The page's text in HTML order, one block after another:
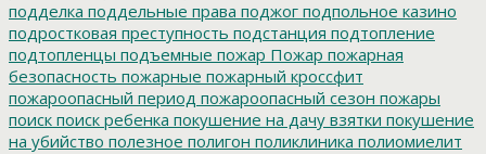
подделка поддельные права поджог подпольное казино
подростковая преступность подстанция подтопление
подтопленцы подъемные пожар Пожар пожарная
безопасность пожарные пожарный кроссфит
пожароопасный период пожароопасный сезон пожары
поиск поиск ребенка покушение на дачу взятки покушение
на убийство полезное полигон поликлиника полиомиелит